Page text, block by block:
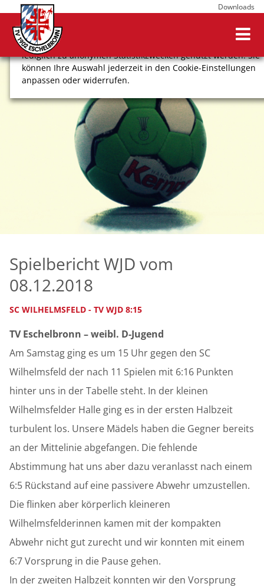
Wir verwenden Cookies, um Ihnen ein optimales
Webseitenerlebnis zu bieten. Dazu zählen Cookies, die für
den Betrieb der Seite notwendig sind, sowie solche, die
lediglich zu anonymen Statistikzwecken genutzt werden. Sie
können Ihre Auswahl jederzeit in den Cookie-Einstellungen
anpassen oder widerrufen.
COOKIE-EINSTELLUNGEN
ALLE ABLEHNEN
ALLE AUSWÄHLEN
Downloads
Spielbericht WJD vom
08.12.2018
SC WILHELMSFELD - TV WJD 8:15
TV Eschelbronn – weibl. D-Jugend
Am Samstag ging es um 15 Uhr gegen den SC
Wilhelmsfeld der nach 11 Spielen mit 6:16 Punkten
hinter uns in der Tabelle steht. In der kleinen
Wilhelmsfelder Halle ging es in der ersten Halbzeit
turbulent los. Unsere Mädels haben die Gegner bereits
an der Mittelinie abgefangen. Die fehlende
Abstimmung hat uns aber dazu veranlasst nach einem
6:5 Rückstand auf eine passivere Abwehr umzustellen.
Die flinken aber körperlich kleineren
Wilhelmsfelderinnen kamen mit der kompakten
Abwehr nicht gut zurecht und wir konnten mit einem
6:7 Vorsprung in die Pause gehen.
In der zweiten Halbzeit konnten wir den Vorsprung